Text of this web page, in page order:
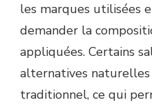
les marques utilisées
demander la
appliquées. Certains
alternatives
traditionnel, ce qui